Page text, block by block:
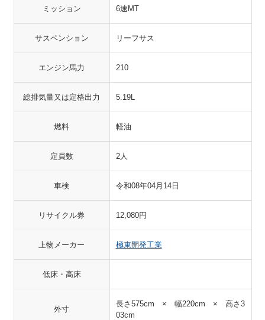
ミッション 6速MT
サスペンション リーフサス
エンジン馬力 210
総排気量又は定格出力 5.19L
燃料 軽油
定員数 2人
車検 令和08年04月14日
リサイクル券 12,080円
上物メーカー 極東開発工業
低床・高床
外寸
長さ575cm × 幅220cm × 高さ3
03cm